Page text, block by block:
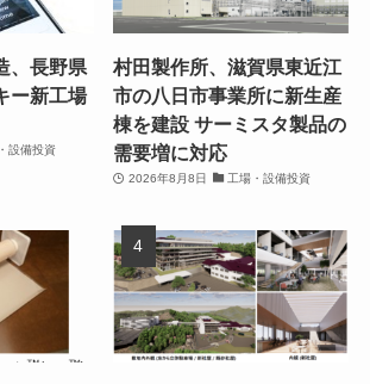
、長野県
ー新工場
設備投資
村田製作所、滋賀県東近江
市の八日市事業所に新生産
棟を建設 サーミスタ製品の
需要増に対応
2026年8月8日 工場・設備投資